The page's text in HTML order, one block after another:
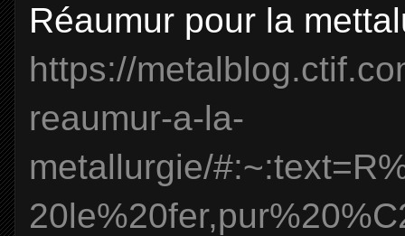
Réaumur pour la
https://
reaumur-a-la-
metallurgie/